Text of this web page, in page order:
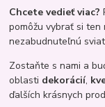
Chcete vedieť viac?
pomôžu vybrať si ten
nezabudnuteľnú
Zostaňte s nami a
oblasti dekorácií,
ďalších krásnych